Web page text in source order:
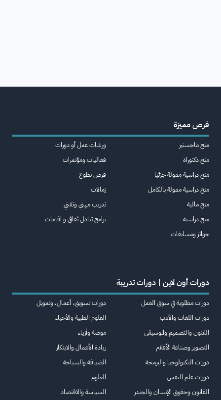
فرص مميزة
منح ماجستير
منح دكتوراة
منح دراسية ممولة جزئيا
منح دراسية ممولة بالكامل
منح مالية
منح دراسية
جوائز ومسابقات
ورشات عمل أو دورات
فعاليات ومؤتمرات
فرص تطوع
زمالات
تدريب مهني وتقني
برامج تبادل ثقافي و اقامات
دورات أون لاين | دورات تدريبة
دورات مطلوبة في سوق العمل
دورات اللغات والأدب
الفنون والتصميم والموسيقى
التصوير وصناعة الأفلام
دورات التكنولوجيا والبرمجة
دورات علم النفس
القانون وحقوق الإنسان والجندر
دورات تسويق، أعمال، وتمويل
العلوم الطبية والأحياء
موضة وأزياء
ريادة الأعمال والابتكار
الضيافة والسياحة
العلوم
السياسة والاقتصاد